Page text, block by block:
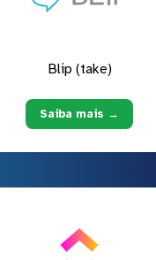
Blip (take)
Saiba mais →